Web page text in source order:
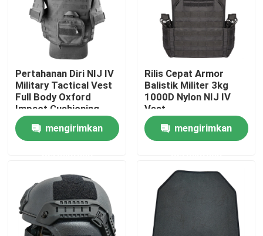
Tur Pabrik
Kontrol kualitas
Hubungi kami
Permintaan Penawaran
Seragam Kamuflase Militer
Armor Balistik Militer
Pertahanan Diri NIJ IV
Military Tactical Vest
Full Body Oxford
Impact Cushioning
mengirimkan
Rilis Cepat Armor
Balistik Militer 3kg
1000D Nylon NIJ IV
Vest
mengirimkan